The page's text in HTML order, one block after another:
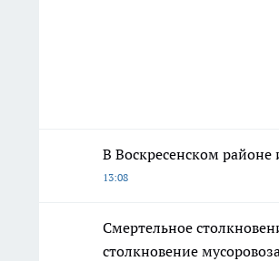
В Воскресенском районе
13:08
Смертельное
столкновение